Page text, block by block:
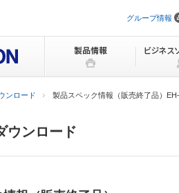
ビ
ョ
を
グループ情報
ンロード 製品スペック情報（販売終了品）
ウンロード